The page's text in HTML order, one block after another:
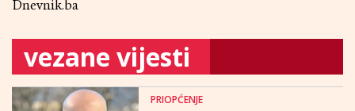
Dnevnik.ba
vezane vijesti
PRIOPĆENJE